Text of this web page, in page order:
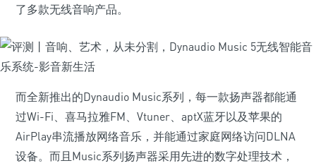
了多款无线音响产品。
而全新推出的Dynaudio Music系列，每一款扬声器都能通
过Wi-Fi、喜马拉雅FM、Vtuner、aptX蓝牙以及苹果的
AirPlay串流播放网络音乐，并能通过家庭网络访问DLNA
设备。而且Music系列扬声器采用先进的数字处理技术，